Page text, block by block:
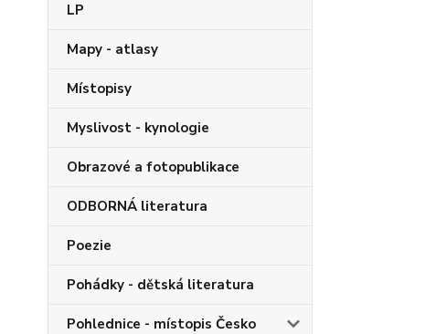
LP
Mapy - atlasy
Místopisy
Myslivost - kynologie
Obrazové a fotopublikace
ODBORNÁ literatura
Poezie
Pohádky - dětská literatura
Pohlednice - místopis Česko